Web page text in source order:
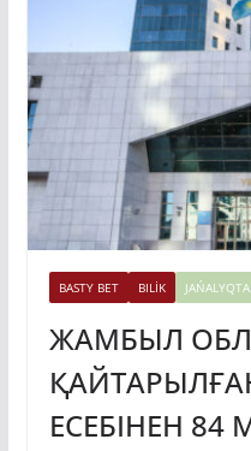
BASTY BET BILİK
ЖАМБЫЛ
ЕСЕБІНЕН